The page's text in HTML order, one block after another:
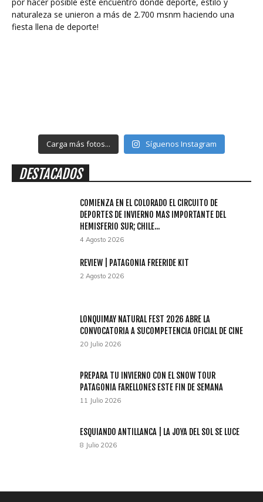
Carga más fotos... Síguenos Instagram
DESTACADOS
COMIENZA EN EL COLORADO EL CIRCUITO DE
DEPORTES DE INVIERNO MAS IMPORTANTE DEL
HEMISFERIO SUR; CHILE...
4 Agosto 2026
REVIEW | PATAGONIA FREERIDE KIT
2 Agosto 2026
LONQUIMAY NATURAL FEST 2026 ABRE LA
CONVOCATORIA A SUCOMPETENCIA OFICIAL DE CINE
20 Julio 2026
PREPARA TU INVIERNO CON EL SNOW TOUR
PATAGONIA FARELLONES ESTE FIN DE SEMANA
11 Julio 2026
ESQUIANDO ANTILLANCA | LA JOYA DEL SOL SE LUCE
8 Julio 2026